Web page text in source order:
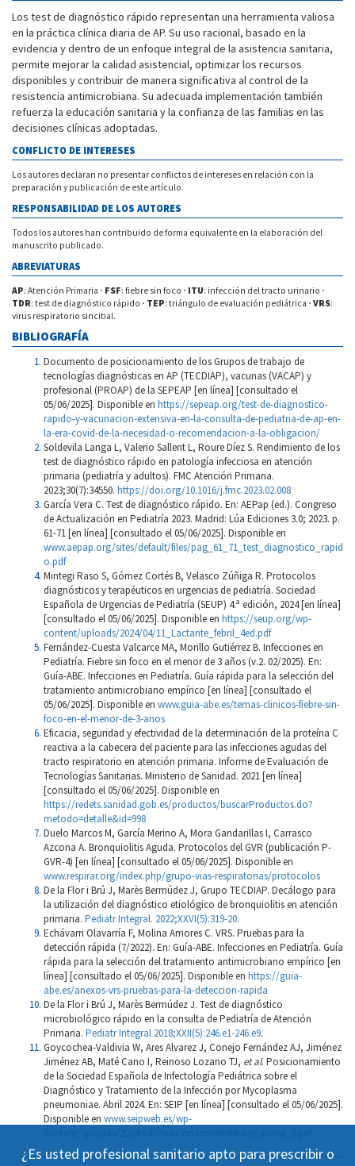
Los test de diagnóstico rápido representan una herramienta valiosa
en la práctica clínica diaria de AP. Su uso racional, basado en la
evidencia y dentro de un enfoque integral de la asistencia sanitaria,
permite mejorar la calidad asistencial, optimizar los recursos
disponibles y contribuir de manera significativa al control de la
resistencia antimicrobiana. Su adecuada implementación también
refuerza la educación sanitaria y la confianza de las familias en las
decisiones clínicas adoptadas.
CONFLICTO DE INTERESES
Los autores declaran no presentar conflictos de intereses en relación con la
preparación y publicación de este artículo.
RESPONSABILIDAD DE LOS AUTORES
Todos los autores han contribuido de forma equivalente en la elaboración del
manuscrito publicado.
ABREVIATURAS
AP: Atención Primaria · FSF: fiebre sin foco · ITU: infección del tracto urinario ·
TDR: test de diagnóstico rápido · TEP: triángulo de evaluación pediátrica · VRS:
virus respiratorio sincitial.
BIBLIOGRAFÍA
Documento de posicionamiento de los Grupos de trabajo de
tecnologías diagnósticas en AP (TECDIAP), vacunas (VACAP) y
profesional (PROAP) de la SEPEAP [en línea] [consultado el
05/06/2025]. Disponible en https://sepeap.org/test-de-diagnostico-
rapido-y-vacunacion-extensiva-en-la-consulta-de-pediatria-de-ap-en-
la-era-covid-de-la-necesidad-o-recomendacion-a-la-obligacion/
Soldevila Langa L, Valerio Sallent L, Roure Díez S. Rendimiento de los
test de diagnóstico rápido en patología infecciosa en atención
primaria (pediatría y adultos). FMC Atención Primaria.
2023;30(7):34550. https://doi.org/10.1016/j.fmc.2023.02.008
García Vera C. Test de diagnóstico rápido. En: AEPap (ed.). Congreso
de Actualización en Pediatría 2023. Madrid: Lúa Ediciones 3.0; 2023. p.
61-71 [en línea] [consultado el 05/06/2025]. Disponible en
www.aepap.org/sites/default/files/pag_61_71_test_diagnostico_rapid
o.pdf
Mintegi Raso S, Gómez Cortés B, Velasco Zúñiga R. Protocolos
diagnósticos y terapéuticos en urgencias de pediatría. Sociedad
Española de Urgencias de Pediatría (SEUP) 4.ª edición, 2024 [en línea]
[consultado el 05/06/2025]. Disponible en https://seup.org/wp-
content/uploads/2024/04/11_Lactante_febril_4ed.pdf
Fernández-Cuesta Valcarce MA, Morillo Gutiérrez B. Infecciones en
Pediatría. Fiebre sin foco en el menor de 3 años (v.2. 02/2025). En:
Guía-ABE. Infecciones en Pediatría. Guía rápida para la selección del
tratamiento antimicrobiano empírico [en línea] [consultado el
05/06/2025]. Disponible en www.guia-abe.es/temas-clinicos-fiebre-sin-
foco-en-el-menor-de-3-anos
Eficacia, seguridad y efectividad de la determinación de la proteína C
reactiva a la cabecera del paciente para las infecciones agudas del
tracto respiratorio en atención primaria. Informe de Evaluación de
Tecnologías Sanitarias. Ministerio de Sanidad. 2021 [en línea]
[consultado el 05/06/2025]. Disponible en
https://redets.sanidad.gob.es/productos/buscarProductos.do?
metodo=detalle&id=998
Duelo Marcos M, García Merino A, Mora Gandarillas I, Carrasco
Azcona A. Bronquiolitis Aguda. Protocolos del GVR (publicación P-
GVR-4) [en línea] [consultado el 05/06/2025]. Disponible en
www.respirar.org/index.php/grupo-vias-respiratorias/protocolos
De la Flor i Brú J, Marès Bermúdez J, Grupo TECDIAP. Decálogo para
la utilización del diagnóstico etiológico de bronquiolitis en atención
primaria. Pediatr Integral. 2022;XXVI(5):319-20.
Echávarri Olavarría F, Molina Amores C. VRS. Pruebas para la
detección rápida (7/2022). En: Guía-ABE. Infecciones en Pediatría. Guía
rápida para la selección del tratamiento antimicrobiano empírico [en
línea] [consultado el 05/06/2025]. Disponible en https://guia-
abe.es/anexos-vrs-pruebas-para-la-deteccion-rapida
De la Flor i Brú J, Marès Bermúdez J. Test de diagnóstico
microbiológico rápido en la consulta de Pediatría de Atención
Primaria. Pediatr Integral 2018;XXII(5):246.e1-246.e9.
Goycochea-Valdivia W, Ares Alvarez J, Conejo Fernández AJ, Jiménez
Jiménez AB, Maté Cano I, Reinoso Lozano TJ, et al. Posicionamiento
de la Sociedad Española de Infectología Pediátrica sobre el
Diagnóstico y Tratamiento de la Infección por Mycoplasma
pneumoniae. Abril 2024. En: SEIP [en línea] [consultado el 05/06/2025].
Disponible en www.seipweb.es/wp-
¿Es usted profesional sanitario apto para prescribir o